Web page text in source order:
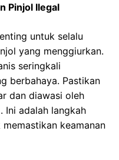
Pinjol Ilegal
untuk selalu
yang menggiurkan.
seringkali
berbahaya. Pastikan
dan diawasi oleh
Ini adalah langkah
keamanan